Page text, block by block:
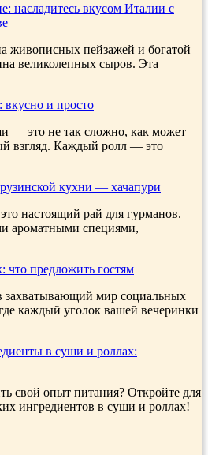
насладитесь вкусом Италии с
живописных пейзажей и богатой
великолепных сыров. Эта
и просто
— это не так сложно, как может
взгляд. Каждый ролл — это
кухни — хачапури
настоящий рай для гурманов.
ароматными специями,
что предложить гостям
захватывающий мир социальных
каждый уголок вашей вечеринки
в суши и роллах:
свой опыт питания? Откройте для
ингредиентов в суши и роллах!